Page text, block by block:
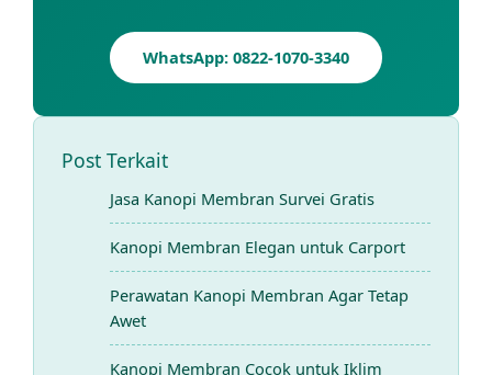
WhatsApp: 0822-1070-3340
Post Terkait
Jasa Kanopi Membran Survei Gratis
Kanopi Membran Elegan untuk Carport
Perawatan Kanopi Membran Agar Tetap
Awet
Kanopi Membran Cocok untuk Iklim